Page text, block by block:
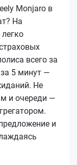
Monjaro в
На
всего за
5 минут —
Не
и очереди —
и